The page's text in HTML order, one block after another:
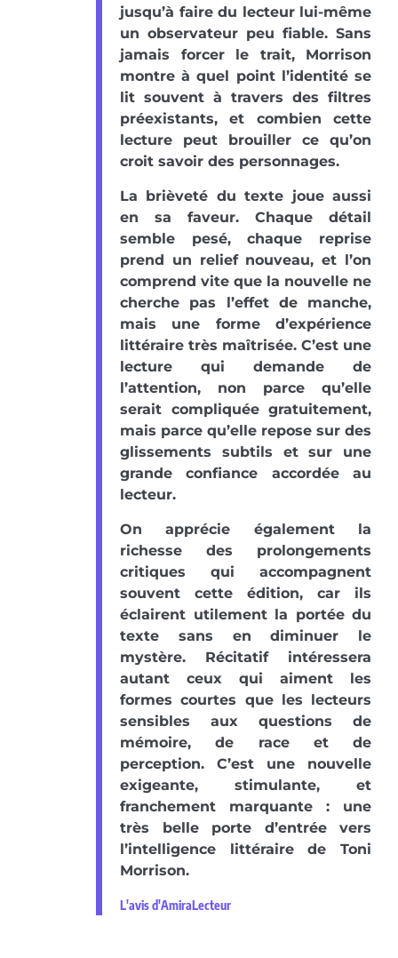
jusqu’à faire du lecteur lui-même
un observateur peu fiable. Sans
jamais forcer le trait, Morrison
montre à quel point l’identité se
lit souvent à travers des filtres
préexistants, et combien cette
lecture peut brouiller ce qu’on
croit savoir des personnages.
La brièveté du texte joue aussi
en sa faveur. Chaque détail
semble pesé, chaque reprise
prend un relief nouveau, et l’on
comprend vite que la nouvelle ne
cherche pas l’effet de manche,
mais une forme d’expérience
littéraire très maîtrisée. C’est une
lecture qui demande de
l’attention, non parce qu’elle
serait compliquée gratuitement,
mais parce qu’elle repose sur des
glissements subtils et sur une
grande confiance accordée au
lecteur.
On apprécie également la
richesse des prolongements
critiques qui accompagnent
souvent cette édition, car ils
éclairent utilement la portée du
texte sans en diminuer le
mystère. Récitatif intéressera
autant ceux qui aiment les
formes courtes que les lecteurs
sensibles aux questions de
mémoire, de race et de
perception. C’est une nouvelle
exigeante, stimulante, et
franchement marquante : une
très belle porte d’entrée vers
l’intelligence littéraire de Toni
Morrison.
L'avis d'AmiraLecteur